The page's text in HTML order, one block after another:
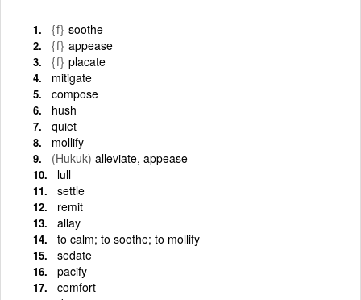
{f} soothe
{f} appease
{f} placate
mitigate
compose
hush
quiet
mollify
(Hukuk) alleviate, appease
lull
settle
remit
allay
to calm; to soothe; to mollify
sedate
pacify
comfort